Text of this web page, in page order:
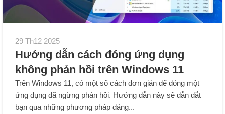
29 Th12 2025
Hướng dẫn cách đóng ứng dụng
không phản hồi trên Windows 11
Trên Windows 11, có một số cách đơn giản để đóng một
ứng dụng đã ngừng phản hồi. Hướng dẫn này sẽ dẫn dắt
bạn qua những phương pháp đáng...